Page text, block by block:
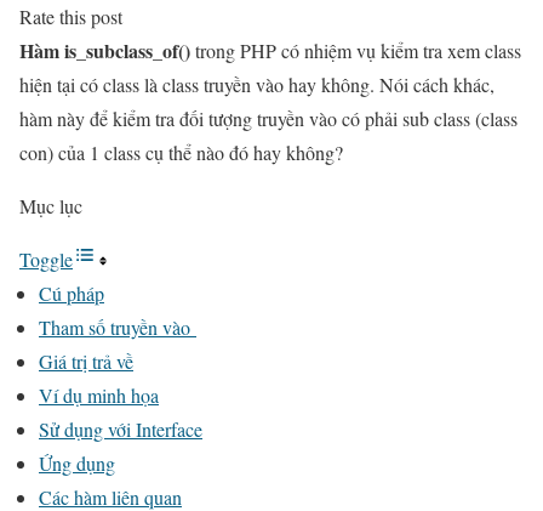
Rate this post
Hàm is_subclass_of()trong PHP có nhiệm vụ kiểm tra xem class
hiện tại có class là class truyền vào hay không. Nói cách khác,
hàm này để kiểm tra đối tượng truyền vào có phải sub class (class
con) của 1 class cụ thể nào đó hay không?
Mục lục
Toggle
Cú pháp
Tham số truyền vào
Giá trị trả về
Ví dụ minh họa
Sử dụng với Interface
Ứng dụng
Các hàm liên quan